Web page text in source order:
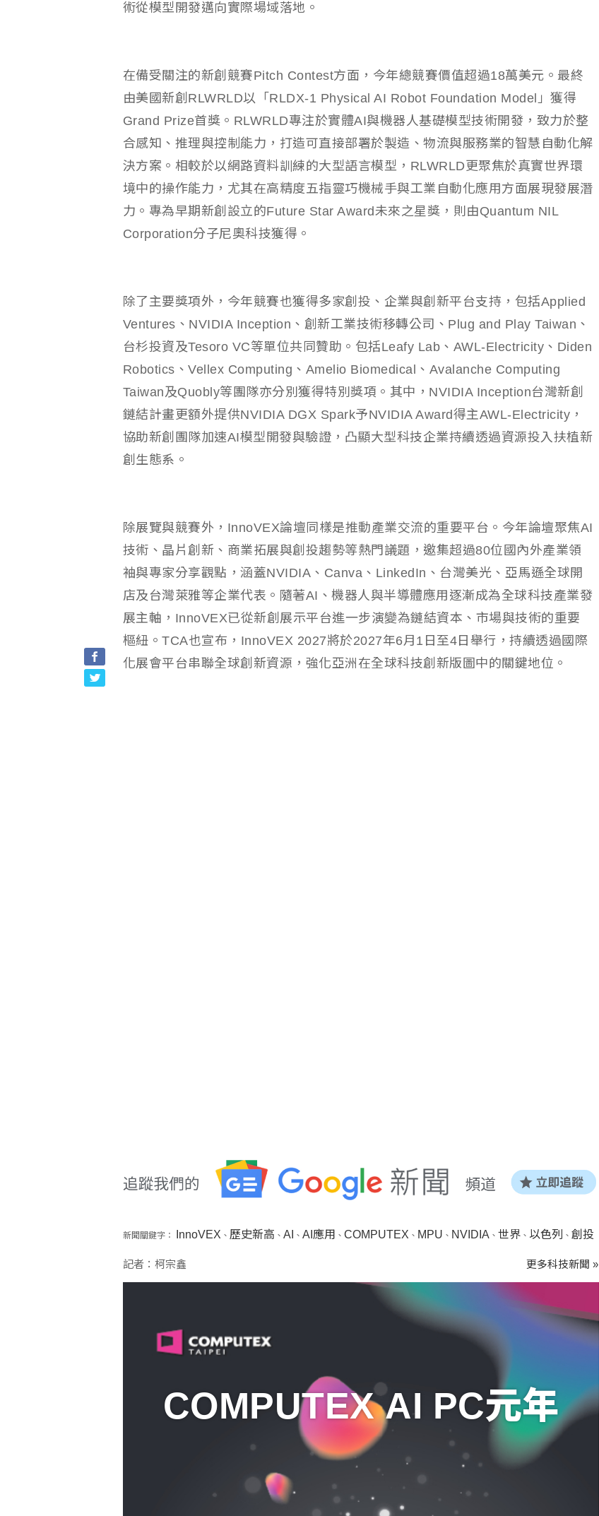
術從模型開發邁向實際場域落地。
在備受關注的新創競賽Pitch Contest方面，今年總競賽價值超過18萬美元。最終
由美國新創RLWRLD以「RLDX-1 Physical AI Robot Foundation Model」獲得
Grand Prize首獎。RLWRLD專注於實體AI與機器人基礎模型技術開發，致力於整
合感知、推理與控制能力，打造可直接部署於製造、物流與服務業的智慧自動化解
決方案。相較於以網路資料訓練的大型語言模型，RLWRLD更聚焦於真實世界環
境中的操作能力，尤其在高精度五指靈巧機械手與工業自動化應用方面展現發展潛
力。專為早期新創設立的Future Star Award未來之星獎，則由Quantum NIL
Corporation分子尼奧科技獲得。
除了主要獎項外，今年競賽也獲得多家創投、企業與創新平台支持，包括Applied
Ventures、NVIDIA Inception、創新工業技術移轉公司、Plug and Play Taiwan、
台杉投資及Tesoro VC等單位共同贊助。包括Leafy Lab、AWL-Electricity、Diden
Robotics、Vellex Computing、Amelio Biomedical、Avalanche Computing
Taiwan及Quobly等團隊亦分別獲得特別獎項。其中，NVIDIA Inception台灣新創
鏈結計畫更額外提供NVIDIA DGX Spark予NVIDIA Award得主AWL-Electricity，
協助新創團隊加速AI模型開發與驗證，凸顯大型科技企業持續透過資源投入扶植新
創生態系。
除展覽與競賽外，InnoVEX論壇同樣是推動產業交流的重要平台。今年論壇聚焦AI
技術、晶片創新、商業拓展與創投趨勢等熱門議題，邀集超過80位國內外產業領
袖與專家分享觀點，涵蓋NVIDIA、Canva、LinkedIn、台灣美光、亞馬遜全球開
店及台灣萊雅等企業代表。隨著AI、機器人與半導體應用逐漸成為全球科技產業發
展主軸，InnoVEX已從新創展示平台進一步演變為鏈結資本、市場與技術的重要
樞紐。TCA也宣布，InnoVEX 2027將於2027年6月1日至4日舉行，持續透過國際
化展會平台串聯全球創新資源，強化亞洲在全球科技創新版圖中的關鍵地位。
新聞關鍵字： InnoVEX 、 歷史新高 、 AI 、 AI應用 、 COMPUTEX 、 MPU 、 NVIDIA、 世界、 以色列 、 創投
記者：柯宗鑫 更多科技新聞 »
COMPUTEX AI PC元年